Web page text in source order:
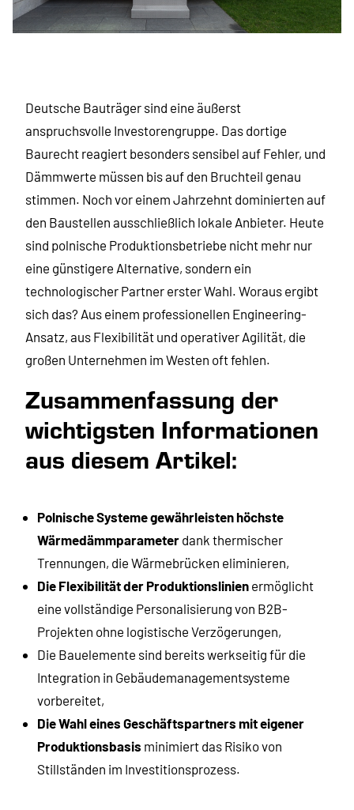
Deutsche Bauträger sind eine äußerst
anspruchsvolle Investorengruppe. Das dortige
Baurecht reagiert besonders sensibel auf Fehler, und
Dämmwerte müssen bis auf den Bruchteil genau
stimmen. Noch vor einem Jahrzehnt dominierten auf
den Baustellen ausschließlich lokale Anbieter. Heute
sind polnische Produktionsbetriebe nicht mehr nur
eine günstigere Alternative, sondern ein
technologischer Partner erster Wahl. Woraus ergibt
sich das? Aus einem professionellen Engineering-
Ansatz, aus Flexibilität und operativer Agilität, die
großen Unternehmen im Westen oft fehlen.
Zusammenfassung der
wichtigsten Informationen
aus diesem Artikel:
Polnische Systeme gewährleisten höchste
Wärmedämmparameter dank thermischer
Trennungen, die Wärmebrücken eliminieren,
Die Flexibilität der Produktionslinien ermöglicht
eine vollständige Personalisierung von B2B-
Projekten ohne logistische Verzögerungen,
Die Bauelemente sind bereits werkseitig für die
Integration in Gebäudemanagementsysteme
vorbereitet,
Die Wahl eines Geschäftspartners mit eigener
Produktionsbasis minimiert das Risiko von
Stillständen im Investitionsprozess.